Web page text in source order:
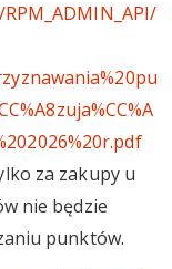
za zakupy u
nie będzie
punktów.